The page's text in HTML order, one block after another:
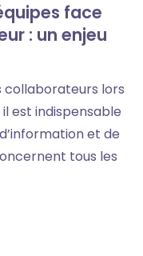
face
: un enjeu
lors
est indispensable
et de
tous les